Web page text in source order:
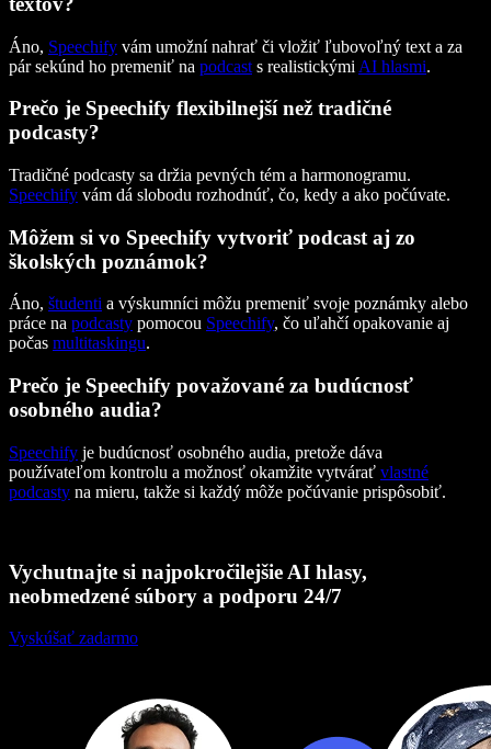
Áno, Speechify vám umožní nahrať či vložiť ľubovoľný text a za
pár sekúnd ho premeniť na podcast s realistickými AI hlasmi.
Prečo je Speechify flexibilnejší než tradičné
podcasty?
Tradičné podcasty sa držia pevných tém a harmonogramu.
Speechify vám dá slobodu rozhodnúť, čo, kedy a ako počúvate.
Môžem si vo Speechify vytvoriť podcast aj zo
školských poznámok?
Áno, študenti a výskumníci môžu premeniť svoje poznámky alebo
práce na podcasty pomocou Speechify, čo uľahčí opakovanie aj
počas multitaskingu.
Prečo je Speechify považované za budúcnosť
osobného audia?
Speechify je budúcnosť osobného audia, pretože dáva
používateľom kontrolu a možnosť okamžite vytvárať vlastné
podcasty na mieru, takže si každý môže počúvanie prispôsobiť.
Vychutnajte si najpokročilejšie AI hlasy,
neobmedzené súbory a podporu 24/7
Vyskúšať zadarmo